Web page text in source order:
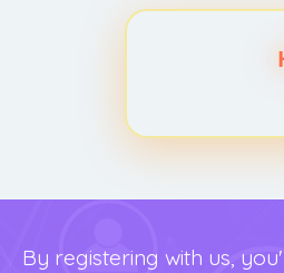
By registering with us,